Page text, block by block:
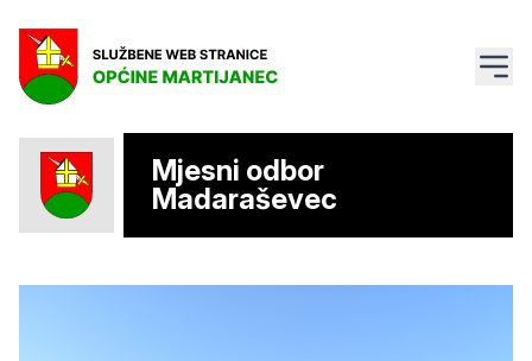
Mjesni odbor
Madaraševec